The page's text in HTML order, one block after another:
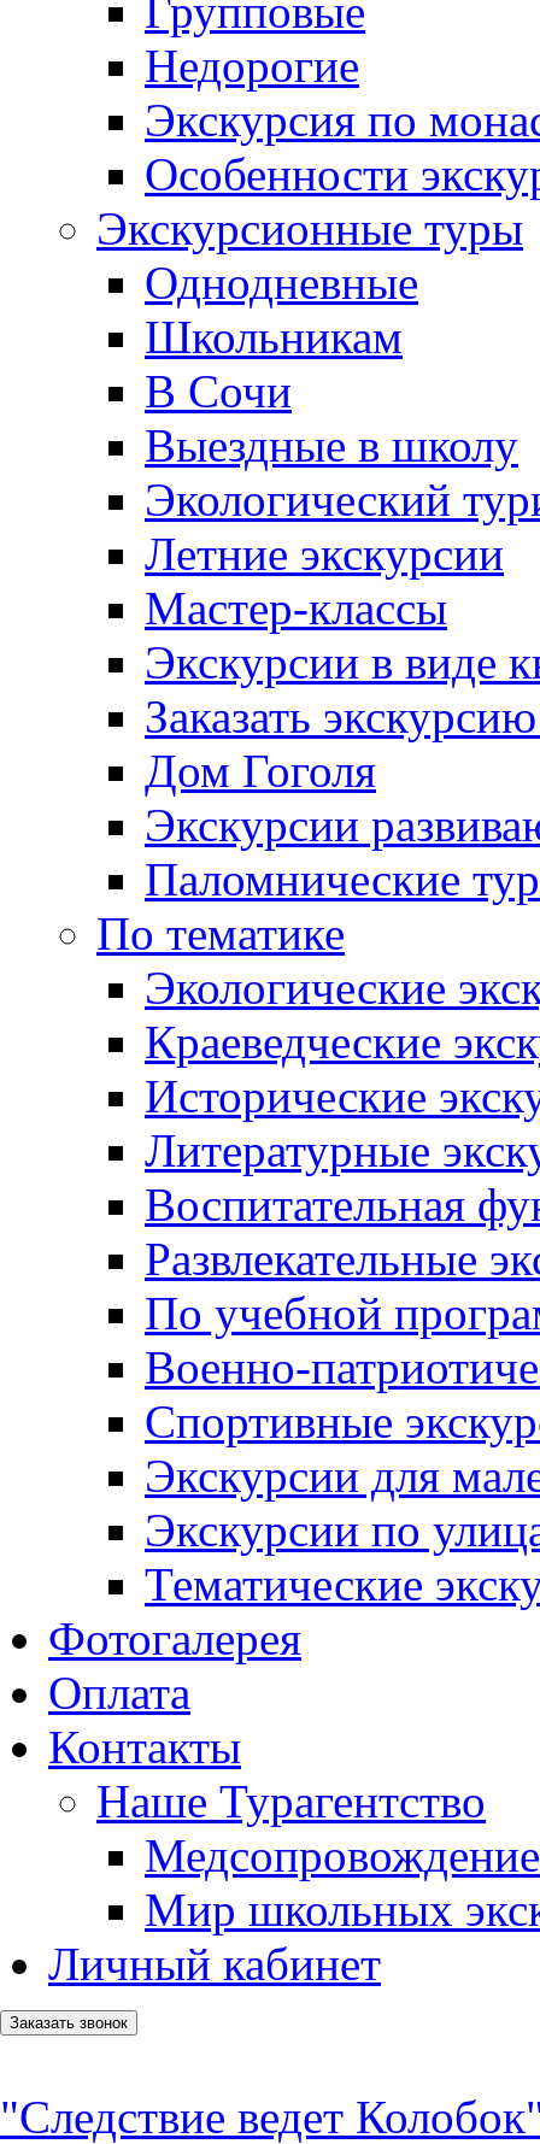
Групповые
Недорогие
Экскурсия по
Особенности
Экскурсионные туры
Однодневные
Школьникам
В Сочи
Выездные в школу
Экологический
Летние экскурсии
Мастер-классы
Экскурсии в виде
Заказать
Дом Гоголя
Экскурсии
Паломнические
По тематике
Экологические
Краеведческие
Исторические
Литературные
Воспитательная
Развлекательные
По учебной
Военно-
Спортивные
Экскурсии для
Экскурсии по
Тематические
Фотогалерея
Оплата
Контакты
Наше Турагентство
Медсопровождение
Мир школьных
Личный кабинет
Заказать звонок
"Следствие ведет